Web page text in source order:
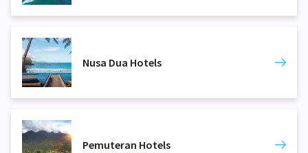
Nusa Dua Hotels
Pemuteran Hotels